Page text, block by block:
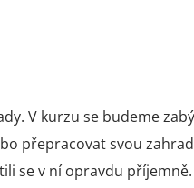
V kurzu se budeme
přepracovat svou
se v ní opravdu příjemně.